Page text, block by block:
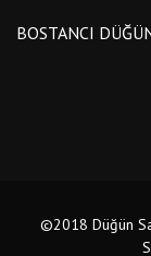
BOSTANCI
©2018 Düğün